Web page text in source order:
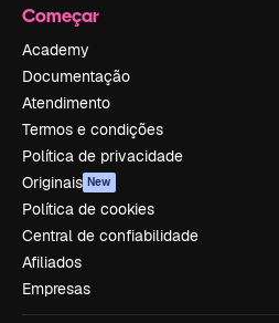
Começar
Academy
Documentação
Atendimento
Termos e condições
Política de privacidade
Originais New
Política de cookies
Central de confiabilidade
Afiliados
Empresas